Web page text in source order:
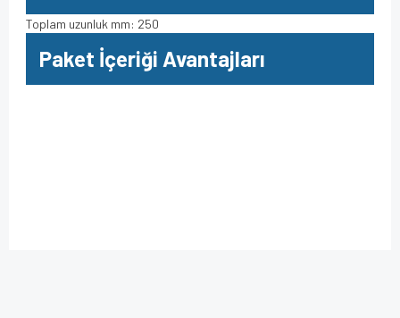
Toplam uzunluk mm: 250
Paket İçeriği Avantajları